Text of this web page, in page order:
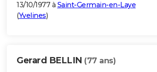
13/10/1977 à Saint-Germain-en-Laye
(Yvelines)
Gerard BELLIN (77 ans)